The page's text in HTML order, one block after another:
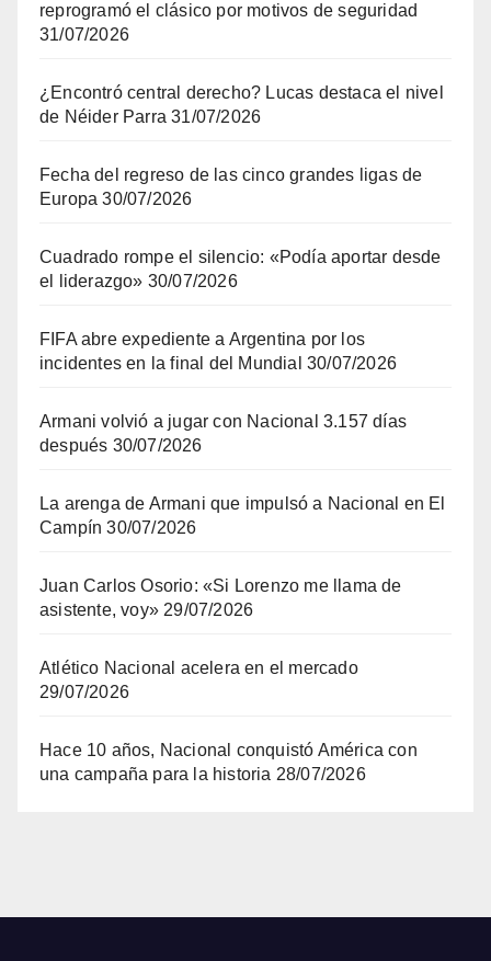
reprogramó el clásico por motivos de seguridad
31/07/2026
¿Encontró central derecho? Lucas destaca el nivel
de Néider Parra 31/07/2026
Fecha del regreso de las cinco grandes ligas de
Europa 30/07/2026
Cuadrado rompe el silencio: «Podía aportar desde
el liderazgo» 30/07/2026
FIFA abre expediente a Argentina por los
incidentes en la final del Mundial 30/07/2026
Armani volvió a jugar con Nacional 3.157 días
después 30/07/2026
La arenga de Armani que impulsó a Nacional en El
Campín 30/07/2026
Juan Carlos Osorio: «Si Lorenzo me llama de
asistente, voy» 29/07/2026
Atlético Nacional acelera en el mercado
29/07/2026
Hace 10 años, Nacional conquistó América con
una campaña para la historia 28/07/2026